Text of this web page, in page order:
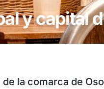
y capital
la comarca de